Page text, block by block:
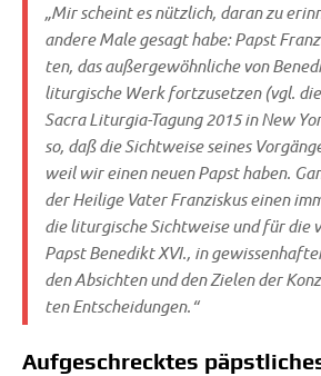
„Mir scheint es nütz­lich, dar­an zu
ande­re Male gesagt habe: Papst
ten, das außer­ge­wöhn­li­che von
lit­ur­gi­sche Werk fort­zu­set­zen (vgl.
Sacra Lit­ur­gia-Tagung 2015 in New
so, daß die Sicht­wei­se sei­nes
weil wir einen neu­en Papst haben.
der Hei­li­ge Vater Fran­zis­kus einen
die lit­ur­gi­sche Sicht­wei­se und für die
Papst Bene­dikt XVI., in
den Absich­ten und den Zie­len der
ten Entscheidungen.“
Aufgeschrecktes